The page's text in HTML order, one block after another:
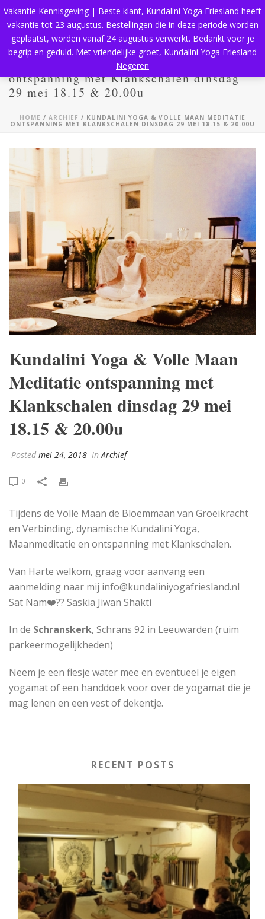
Kundalini Yoga & Volle Maan Meditatie
ontspanning met Klankschalen dinsdag
29 mei 18.15 & 20.00u
HOME / ARCHIEF / KUNDALINI YOGA & VOLLE MAAN MEDITATIE
ONTSPANNING MET KLANKSCHALEN DINSDAG 29 MEI 18.15 & 20.00U
Kundalini Yoga & Volle Maan
Meditatie ontspanning met
Klankschalen dinsdag 29 mei
18.15 & 20.00u
Posted mei 24, 2018 InArchief
0
Tijdens de Volle Maan de Bloemmaan van Groeikracht
en Verbinding, dynamische Kundalini Yoga,
Maanmeditatie en ontspanning met Klankschalen.
Van Harte welkom, graag voor aanvang een
aanmelding naar mij info@kundaliniyogafriesland.nl
Sat Nam❤️?? Saskia Jiwan Shakti
In de Schranskerk, Schrans 92 in Leeuwarden (ruim
parkeermogelijkheden)
Neem je een flesje water mee en eventueel je eigen
yogamat of een handdoek voor over de yogamat die je
mag lenen en een vest of dekentje.
RECENT POSTS
Vakantie Kennisgeving | Beste klant, Kundalini Yoga Friesland heeft
vakantie tot 23 augustus. Bestellingen die in deze periode worden
geplaatst, worden vanaf 24 augustus verwerkt. Bedankt voor je
begrip en geduld. Met vriendelijke groet, Kundalini Yoga Friesland
Negeren